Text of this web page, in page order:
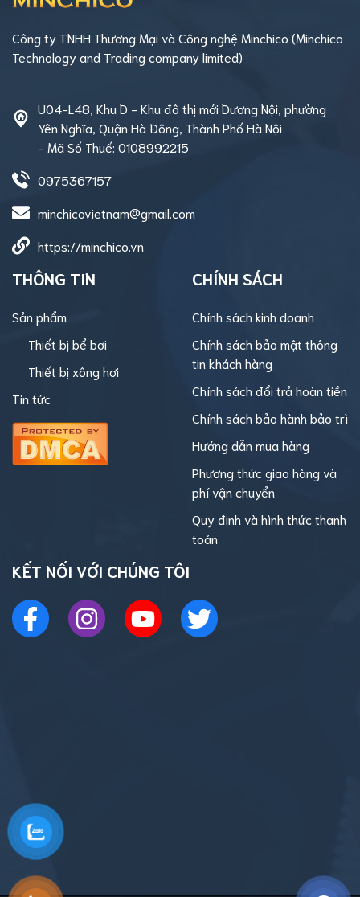
Công ty TNHH Thương Mại và Công nghệ Minchico (Minchico
Technology and Trading company limited)
U04-L48, Khu D - Khu đô thị mới Dương Nội, phường
Yên Nghĩa, Quận Hà Đông, Thành Phố Hà Nội
- Mã Số Thuế: 0108992215
0975367157
minchicovietnam@gmail.com
https://minchico.vn
THÔNG TIN
Sản phẩm
Thiết bị bể bơi
Thiết bị xông hơi
Tin tức
CHÍNH SÁCH
Chính sách kinh doanh
Chính sách bảo mật thông
tin khách hàng
Chính sách đổi trả hoàn tiền
Chính sách bảo hành bảo trì
Hướng dẫn mua hàng
Phương thức giao hàng và
phí vận chuyển
Quy định và hình thức thanh
toán
KẾT NỐI VỚI CHÚNG TÔI